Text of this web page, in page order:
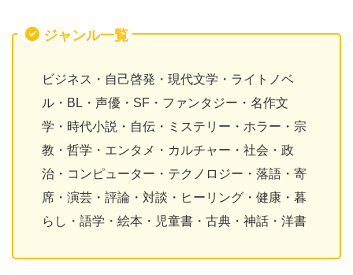
ジャンル一覧
ビジネス・自己啓発・現代文学・ライトノベ
ル・BL・声優・SF・ファンタジー・名作文
学・時代小説・自伝・ミステリー・ホラー・宗
教・哲学・エンタメ・カルチャー・社会・政
治・コンピューター・テクノロジー・落語・寄
席・演芸・評論・対談・ヒーリング・健康・暮
らし・語学・絵本・児童書・古典・神話・洋書